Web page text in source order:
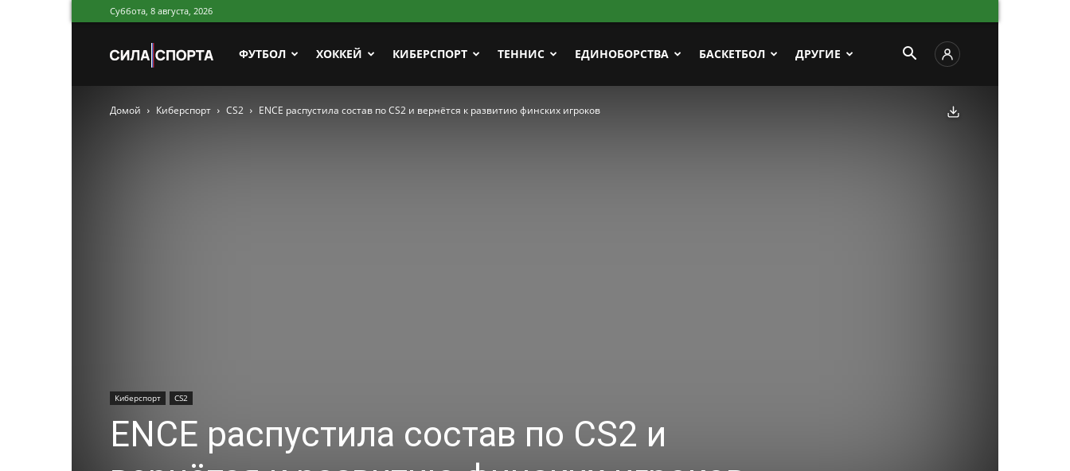
Суббота, 8 августа, 2026
Сила
Спорта
ФУТБОЛ ХОККЕЙ КИБЕРСПОРТ ТЕННИС ЕДИНОБОРСТВА БАСКЕТБОЛ ДРУГИЕ
Домой Киберспорт CS2 ENCE распустила состав по CS2 и вернётся к развитию финских игроков
Киберспорт CS2
ENCE распустила состав по CS2 и
Скачать фото